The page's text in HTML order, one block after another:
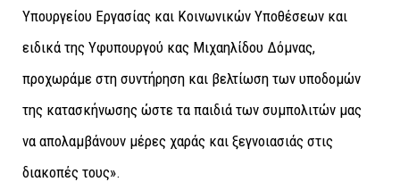
Υπουργείου Εργασίας και Κοινωνικών Υποθέσεων και
ειδικά της Υφυπουργού κας Μιχαηλίδου Δόμνας,
προχωράμε στη συντήρηση και βελτίωση των υποδομών
της κατασκήνωσης ώστε τα παιδιά των συμπολιτών μας
να απολαμβάνουν μέρες χαράς και ξεγνοιασιάς στις
διακοπές τους».